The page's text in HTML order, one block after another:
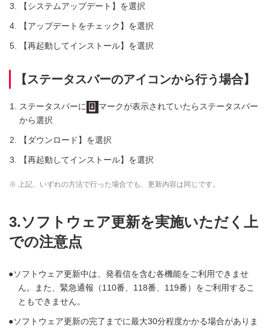
【システムアップデート】を選択
【アップデートをチェック】を選択
【再起動してインストール】を選択
【ステータスバーのアイコンから行う場合】
ステータスバーに
マークが表示されていたらステータスバー
から選択
【ダウンロード】を選択
【再起動してインストール】を選択
※ 上記、いずれの方法で行った場合でも、更新内容は同じです。
3.ソフトウェア更新を実施いただく上
での注意点
ソフトウェア更新中は、発着信を含む各機能をご利用できませ
ん。また、緊急通報（110番、118番、119番）をご利用するこ
ともできません。
ソフトウェア更新の完了までに最大30分程度かかる場合がありま